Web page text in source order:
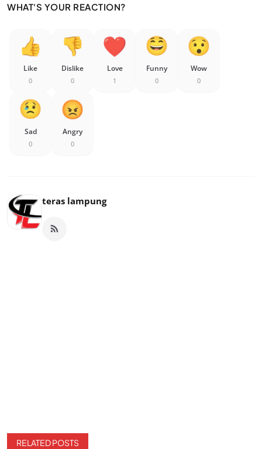
WHAT'S YOUR REACTION?
Like
0
Dislike
0
Love
1
Funny
0
Wow
0
Sad
0
Angry
0
teras lampung
RELATED POSTS